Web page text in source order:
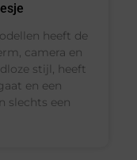
heeft de
camera en
stijl, heeft
en een
slechts een